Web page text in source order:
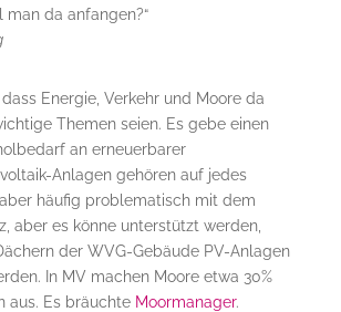
man da anfangen?“
Energie, Verkehr und Moore da
Themen seien. Es gebe einen
an erneuerbarer
Anlagen gehören auf jedes
häufig problematisch mit dem
aber es könne unterstützt werden,
der WVG-Gebäude PV-Anlagen
In MV machen Moore etwa 30%
aus. Es bräuchte Moormanager.